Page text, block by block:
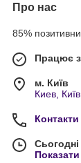
Про нас
85%
Працює
м. Київ
Киев,
Контакти